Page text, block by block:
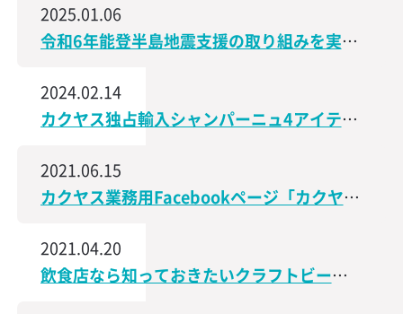
2025.01.06
令和6年能登半島地震支援の取り組みを実施、石川県で造られた日本酒の売上の一部を義援金として寄付
2024.02.14
カクヤス独占輸入シャンパーニュ4アイテムが、サクラアワード2024で受賞しました！
2021.06.15
カクヤス業務用Facebookページ「カクヤス飲食店ナビ」を開設しました！
2021.04.20
飲食店なら知っておきたいクラフトビールの世界│飲食店なんでもスクエア